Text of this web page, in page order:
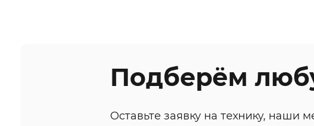
Подберём
Оставьте заявку на технику, наши